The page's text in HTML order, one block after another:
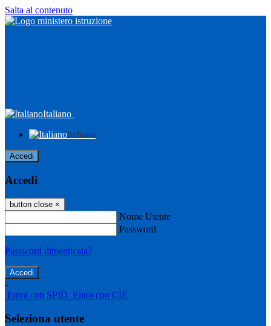
Salta al contenuto
Italiano
Italiano
Accedi
Accedi
button close ×
Nome Utente
Password
Password dimenticata?
-
Entra con SPID Entra con CIE
Seleziona utente